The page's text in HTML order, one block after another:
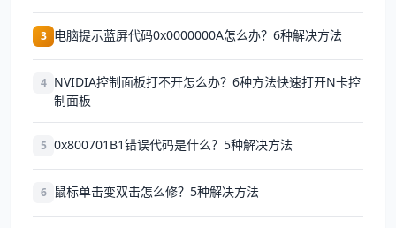
3 电脑提示蓝屏代码0x0000000A怎么办？6种解决方法
4 NVIDIA控制面板打不开怎么办？6种方法快速打开N卡控
制面板
5 0x800701B1错误代码是什么？5种解决方法
6 鼠标单击变双击怎么修？5种解决方法